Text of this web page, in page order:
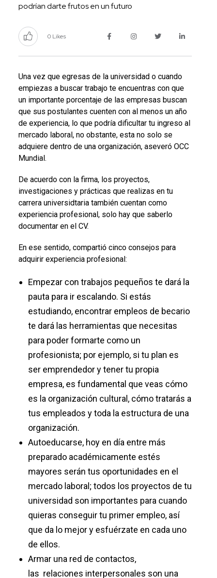
podrían darte frutos en un futuro
0 Likes
Una vez que egresas de la universidad o cuando
empiezas a buscar trabajo te encuentras con que
un importante porcentaje de las empresas buscan
que sus postulantes cuenten con al menos un año
de experiencia, lo que podría dificultar tu ingreso al
mercado laboral, no obstante, esta no solo se
adquiere dentro de una organización, aseveró OCC
Mundial.
De acuerdo con la firma, los proyectos,
investigaciones y prácticas que realizas en tu
carrera universidtaria también cuentan como
experiencia profesional, solo hay que saberlo
documentar en el CV.
En ese sentido, compartió cinco consejos para
adquirir experiencia profesional:
Empezar con trabajos pequeños te dará la
pauta para ir escalando. Si estás
estudiando, encontrar empleos de becario
te dará las herramientas que necesitas
para poder formarte como un
profesionista; por ejemplo, si tu plan es
ser emprendedor y tener tu propia
empresa, es fundamental que veas cómo
es la organización cultural, cómo tratarás a
tus empleados y toda la estructura de una
organización.
Autoeducarse, hoy en día entre más
preparado académicamente estés
mayores serán tus oportunidades en el
mercado laboral; todos los proyectos de tu
universidad son importantes para cuando
quieras conseguir tu primer empleo, así
que da lo mejor y esfuérzate en cada uno
de ellos.
Armar una red de contactos,
las relaciones interpersonales son una